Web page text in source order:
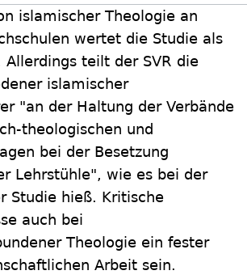
islamischer Theologie an
wertet die Studie als
Allerdings teilt der SVR die
islamischer
"an der Haltung der Verbände
theologischen und
bei der Besetzung
Lehrstühle", wie es bei der
Studie hieß. Kritische
auch bei
Theologie ein fester
Arbeit sein.